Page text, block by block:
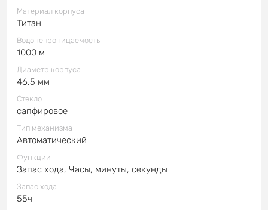
Материал корпуса
Титан
Водонепроницаемость
1000 м
Диаметр корпуса
46.5 мм
Стекло
сапфировое
Тип механизма
Автоматический
Функции
Запас хода, Часы, минуты, секунды
Запас хода
55ч